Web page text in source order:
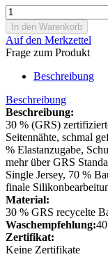
Auf den Merkzettel
Frage zum Produkt
Beschreibung
Beschreibung
Beschreibung:
30 % (GRS)
Seitennähte, schmal
% Elastanzugabe,
mehr über GRS
Single Jersey, 70 %
finale
Material:
30 % GRS recycelte
Waschempfehlung:
Zertifikat:
Keine Zertifikate